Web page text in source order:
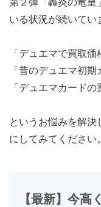
第２弾「轟炎の竜皇
いる状況が続いてい
「デュエマで買取
「昔のデュエマ初
「デュエマカード
というお悩みを解
にしてみてください。
【最新】今高